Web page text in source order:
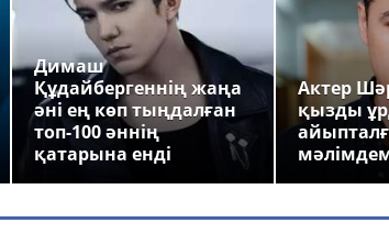
Димаш
Құдайбергеннің жаңа
әні ең көп тыңдалған
топ-100 әннің
қатарына енді
Актер
қызды